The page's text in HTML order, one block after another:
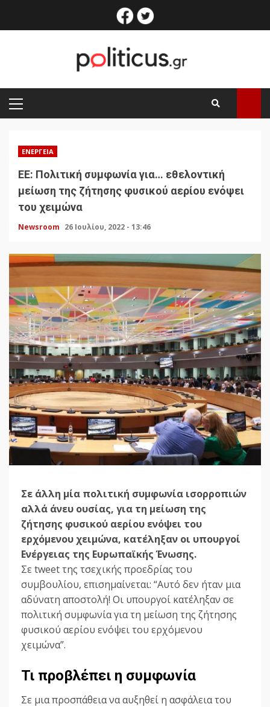
facebook
PRIMARY
MENU
ΕΝΈΡΓΕΙΑ
ΕΕ: Πολιτική συμφωνία για… εθελοντική
μείωση της ζήτησης φυσικού αερίου ενόψει
του χειμώνα
Newsroom 26 Ιουλίου, 2022 - 13:46
Σε άλλη μία πολιτική συμφωνία ισορροπιών
αλλά άνευ ουσίας, για τη μείωση της
ζήτησης φυσικού αερίου ενόψει του
ερχόμενου χειμώνα, κατέληξαν οι υπουργοί
Ενέργειας της Ευρωπαϊκής Ένωσης.
Σε tweet της τσεχικής προεδρίας του
συμβουλίου, επισημαίνεται: “Αυτό δεν ήταν μια
αδύνατη αποστολή! Οι υπουργοί κατέληξαν σε
πολιτική συμφωνία για τη μείωση της ζήτησης
φυσικού αερίου ενόψει του ερχόμενου
χειμώνα”.
Τι προβλέπει η συμφωνία
Σε μια προσπάθεια να αυξηθεί η ασφάλεια του